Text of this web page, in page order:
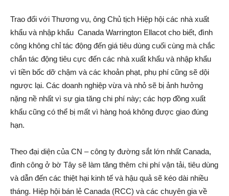
Trao đổi với Thương vụ, ông Chủ tịch Hiệp hội các nhà xuất
khẩu và nhập khẩu Canada Warrington Ellacot cho biết, đình
công không chỉ tác động đến giá tiêu dùng cuối cùng mà chắc
chắn tác động tiêu cực đến các nhà xuất khẩu và nhập khẩu
vì tiền bốc dỡ chậm và các khoản phạt, phụ phí cũng sẽ dội
ngược lại. Các doanh nghiệp vừa và nhỏ sẽ bị ảnh hưởng
nặng nề nhất vì sự gia tăng chi phí này; các hợp đồng xuất
khẩu cũng có thể bị mất vì hàng hoá không được giao đúng
hạn.
Theo đại diện của CN – công ty đường sắt lớn nhất Canada,
đình công ở bờ Tây sẽ làm tăng thêm chi phí vận tải, tiêu dùng
và dẫn đến các thiệt hại kinh tế và hậu quả sẽ kéo dài nhiều
tháng. Hiệp hội bán lẻ Canada (RCC) và các chuyên gia về